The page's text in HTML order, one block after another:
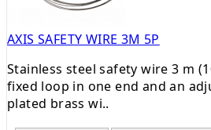
AXIS SAFETY WIRE 3M 5P
Stainless steel safety wire 3 m
fixed loop in one end and an
plated brass wi..